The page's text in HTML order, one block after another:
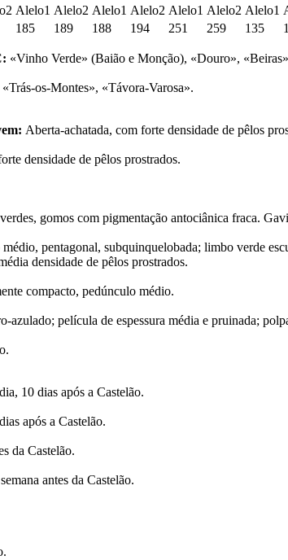
Alelo1 Alelo2 Alelo1 Alelo2 Alelo1 Alelo2 Alelo1
185 189 188 194 251 259 135
«Vinho Verde» (Baião e Monção), «Douro»,
os-Montes», «Távora-Varosa».
Aberta-achatada, com forte densidade de pêlos
densidade de pêlos prostrados.
gomos com pigmentação antociânica fraca.
pentagonal, subquinquelobada; limbo verde
densidade de pêlos prostrados.
compacto, pedúnculo médio.
azulado; película de espessura média e pruinada;
10 dias após a Castelão.
após a Castelão.
da Castelão.
antes da Castelão.